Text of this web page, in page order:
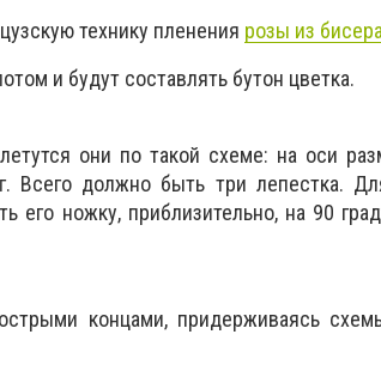
технику пленения розы из бисера
и будут составлять бутон цветка.
они по такой схеме: на оси
Всего должно быть три лепестка.
его ножку, приблизительно, на 90
концами, придерживаясь